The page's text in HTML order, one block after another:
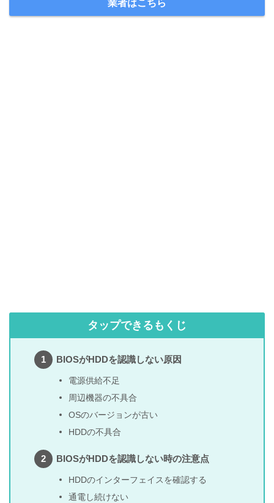
業者はこちら
タップできるもくじ
BIOSがHDDを認識しない原因
電源供給不足
周辺機器の不具合
OSのバージョンが古い
HDDの不具合
BIOSがHDDを認識しない時の注意点
HDDのインターフェイスを確認する
通電し続けない